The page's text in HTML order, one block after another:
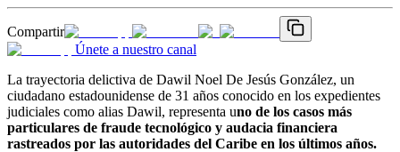
Compartir
Únete a nuestro canal
La trayectoria delictiva de Dawil Noel De Jesús González, un
ciudadano estadounidense de 31 años conocido en los expedientes
judiciales como alias Dawil, representa uno de los casos más
particulares de fraude tecnológico y audacia financiera
rastreados por las autoridades del Caribe en los últimos años.